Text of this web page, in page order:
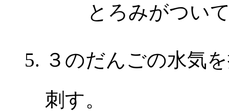
とろみがつい
３のだんごの水気
刺す。